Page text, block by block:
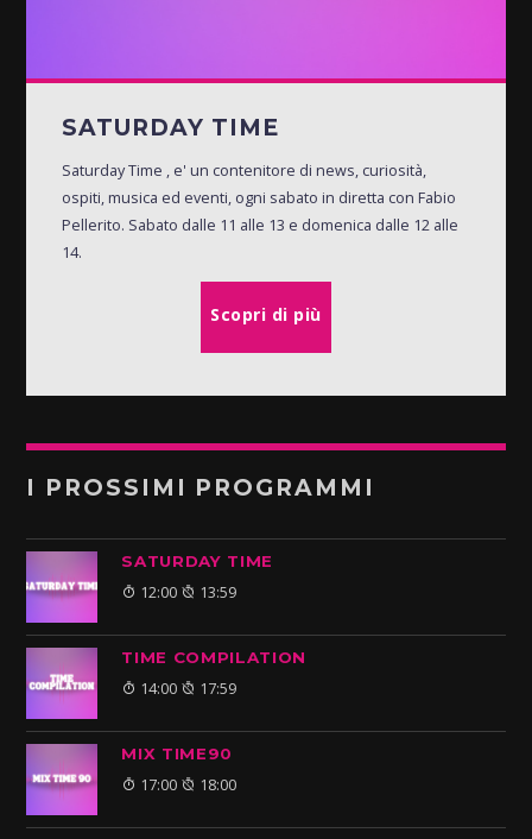
SATURDAY TIME
Saturday Time , e' un contenitore di news, curiosità,
ospiti, musica ed eventi, ogni sabato in diretta con Fabio
Pellerito. Sabato dalle 11 alle 13 e domenica dalle 12 alle
14.
Scopri di più
I PROSSIMI PROGRAMMI
SATURDAY TIME
12:00 13:59
TIME COMPILATION
14:00 17:59
MIX TIME90
17:00 18:00